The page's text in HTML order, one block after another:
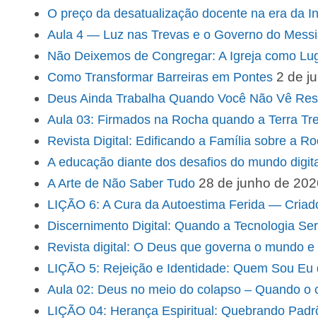
O preço da desatualização docente na era da
Aula 4 — Luz nas Trevas e o Governo do
Não Deixemos de Congregar: A Igreja como
Como Transformar Barreiras em Pontes 2 de
Deus Ainda Trabalha Quando Você Não Vê
Aula 03: Firmados na Rocha quando a Terra
Revista Digital: Edificando a Família sobre a
A educação diante dos desafios do mundo
A Arte de Não Saber Tudo 28 de junho de
LIÇÃO 6: A Cura da Autoestima Ferida —
Discernimento Digital: Quando a Tecnologia
Revista digital: O Deus que governa o mundo
LIÇÃO 5: Rejeição e Identidade: Quem Sou Eu
Aula 02: Deus no meio do colapso – Quando o
LIÇÃO 04: Herança Espiritual: Quebrando